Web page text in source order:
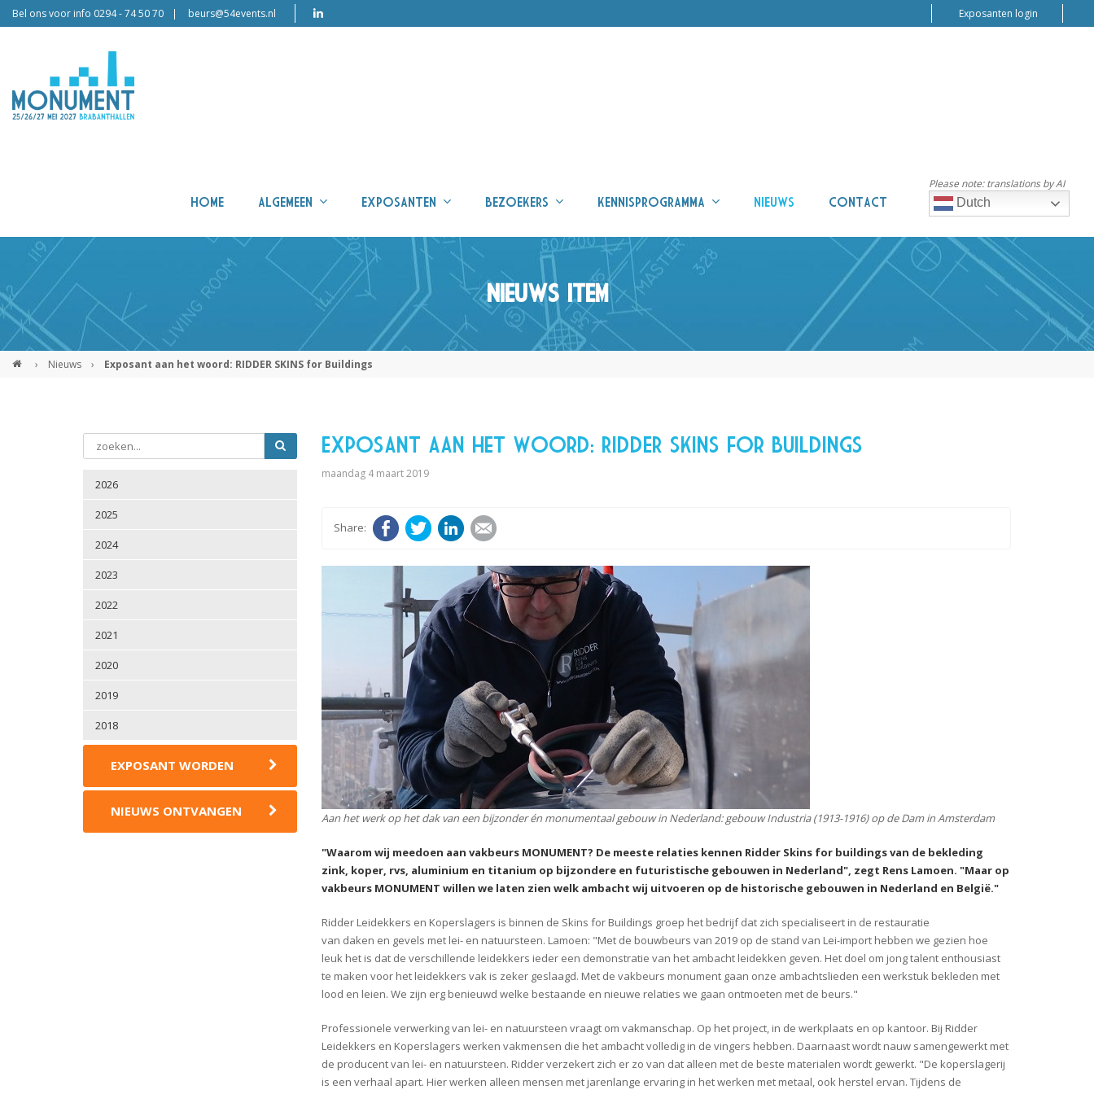
Bel ons voor info 0294 - 74 50 70 beurs@54events.nl Exposanten login
HOME ALGEMEEN EXPOSANTEN BEZOEKERS KENNISPROGRAMMA NIEUWS CONTACT Dutch
Please note: translations by AI
NIEUWS ITEM
› Nieuws › Exposant aan het woord: RIDDER SKINS for Buildings
2026
2025
2024
2023
2022
2021
2020
2019
2018
EXPOSANT WORDEN
NIEUWS ONTVANGEN
Exposant aan het woord: RIDDER SKINS for Buildings
maandag 4 maart 2019
FacebookTwitterLinkedInE-mail
Aan het werk op het dak van een bijzonder én monumentaal gebouw in Nederland: gebouwIndustria(1913-1916) op de Dam in Amsterdam
"Waarom wij meedoen aan vakbeurs MONUMENT? De meeste relaties kennen Ridder Skins forbuildings van de bekleding
zink, koper, rvs, aluminium en titanium op bijzondere en futuristische gebouwen in Nederland", zegt Rens Lamoen. "Maar op
vakbeurs MONUMENT willen we laten zien welk ambacht wij uitvoeren op de historische gebouwen in Nederland en België."
Ridder Leidekkers en Koperslagers is binnen de Skins forBuildings groep het bedrijf dat zich specialiseert in de restauratie
van daken en gevels met lei- en natuursteen. Lamoen: "Met de bouwbeurs van 2019 op de stand van Lei-import hebben we gezien hoe
leuk het is dat de verschillende leidekkers ieder een demonstratie van het ambacht leidekken geven. Het doel om jong talent enthousiast
te maken voor het leidekkers vak is zeker geslaagd. Met de vakbeurs monument gaan onze ambachtslieden een werkstuk bekleden met
lood en leien. We zijn erg benieuwd welke bestaande en nieuwe relaties we gaan ontmoeten met de beurs."
Professionele verwerking van lei- en natuursteen vraagt om vakmanschap. Op het project, in de werkplaats en op kantoor. Bij Ridder
Leidekkers en Koperslagers werken vakmensen die het ambacht volledig in de vingers hebben. Daarnaast wordt nauw samengewerkt met
de producent van lei- en natuursteen. Ridder verzekert zich er zo van dat alleen met de beste materialen wordt gewerkt. "De koperslagerij
is een verhaal apart. Hier werken alleen mensen met jarenlange ervaring in het werken met metaal, ook herstel ervan. Tijdens de